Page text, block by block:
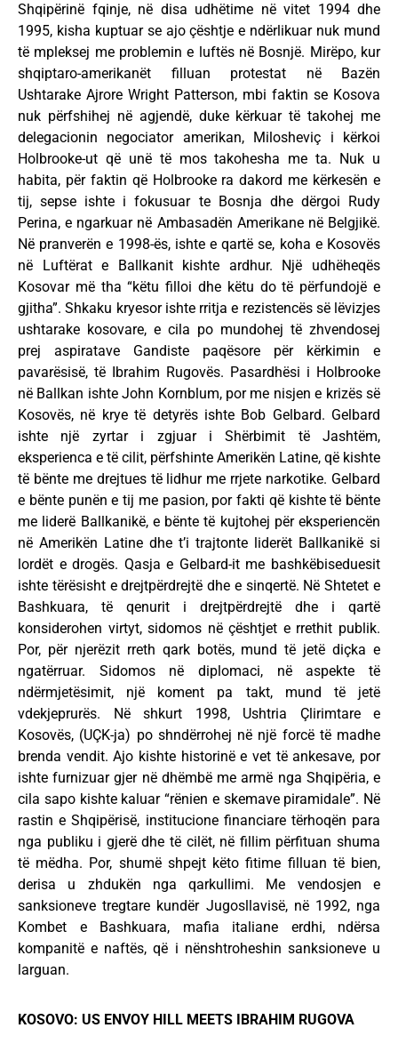
Shqipërinë fqinje, në disa udhëtime në vitet 1994 dhe
1995, kisha kuptuar se ajo çështje e ndërlikuar nuk mund
të mpleksej me problemin e luftës në Bosnjë. Mirëpo, kur
shqiptaro-amerikanët filluan protestat në Bazën
Ushtarake Ajrore Wright Patterson, mbi faktin se Kosova
nuk përfshihej në agjendë, duke kërkuar të takohej me
delegacionin negociator amerikan, Milosheviç i kërkoi
Holbrooke-ut që unë të mos takohesha me ta. Nuk u
habita, për faktin që Holbrooke ra dakord me kërkesën e
tij, sepse ishte i fokusuar te Bosnja dhe dërgoi Rudy
Perina, e ngarkuar në Ambasadën Amerikane në Belgjikë.
Në pranverën e 1998-ës, ishte e qartë se, koha e Kosovës
në Luftërat e Ballkanit kishte ardhur. Një udhëheqës
Kosovar më tha “këtu filloi dhe këtu do të përfundojë e
gjitha”. Shkaku kryesor ishte rritja e rezistencës së lëvizjes
ushtarake kosovare, e cila po mundohej të zhvendosej
prej aspiratave Gandiste paqësore për kërkimin e
pavarësisë, të Ibrahim Rugovës. Pasardhësi i Holbrooke
në Ballkan ishte John Kornblum, por me nisjen e krizës së
Kosovës, në krye të detyrës ishte Bob Gelbard. Gelbard
ishte një zyrtar i zgjuar i Shërbimit të Jashtëm,
eksperienca e të cilit, përfshinte Amerikën Latine, që kishte
të bënte me drejtues të lidhur me rrjete narkotike. Gelbard
e bënte punën e tij me pasion, por fakti që kishte të bënte
me liderë Ballkanikë, e bënte të kujtohej për eksperiencën
në Amerikën Latine dhe t’i trajtonte liderët Ballkanikë si
lordët e drogës. Qasja e Gelbard-it me bashkëbiseduesit
ishte tërësisht e drejtpërdrejtë dhe e sinqertë. Në Shtetet e
Bashkuara, të qenurit i drejtpërdrejtë dhe i qartë
konsiderohen virtyt, sidomos në çështjet e rrethit publik.
Por, për njerëzit rreth qark botës, mund të jetë diçka e
ngatërruar. Sidomos në diplomaci, në aspekte të
ndërmjetësimit, një koment pa takt, mund të jetë
vdekjeprurës. Në shkurt 1998, Ushtria Çlirimtare e
Kosovës, (UÇK-ja) po shndërrohej në një forcë të madhe
brenda vendit. Ajo kishte historinë e vet të ankesave, por
ishte furnizuar gjer në dhëmbë me armë nga Shqipëria, e
cila sapo kishte kaluar “rënien e skemave piramidale”. Në
rastin e Shqipërisë, institucione financiare tërhoqën para
nga publiku i gjerë dhe të cilët, në fillim përfituan shuma
të mëdha. Por, shumë shpejt këto fitime filluan të bien,
derisa u zhdukën nga qarkullimi. Me vendosjen e
sanksioneve tregtare kundër Jugosllavisë, në 1992, nga
Kombet e Bashkuara, mafia italiane erdhi, ndërsa
kompanitë e naftës, që i nënshtroheshin sanksioneve u
larguan.
KOSOVO: US ENVOY HILL MEETS IBRAHIM RUGOVA